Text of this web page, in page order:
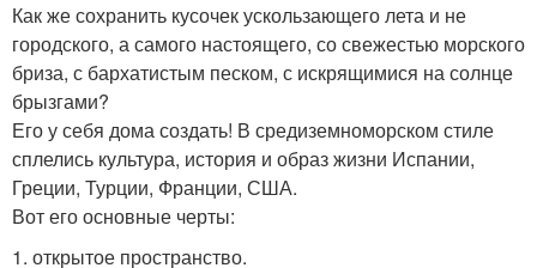
Как же сохранить кусочек ускользающего лета и не
городского, а самого настоящего, со свежестью морского
бриза, с бархатистым песком, с искрящимися на солнце
брызгами?
Его у себя дома создать! В средиземноморском стиле
сплелись культура, история и образ жизни Испании,
Греции, Турции, Франции, США.
Вот его основные черты:
1. открытое пространство.